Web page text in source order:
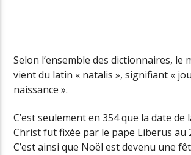
Junior Noël
Selon l’ensemble des dictionnaires, le
vient du latin « natalis », signifiant «
naissance ».
C’est seulement en 354 que la date de
Christ fut fixée par le pape Liberus au
C’est ainsi que Noël est devenu une